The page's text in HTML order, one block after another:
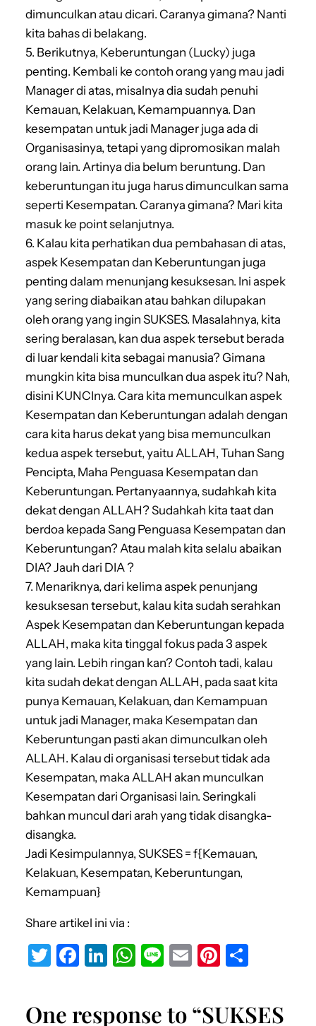
dimunculkan atau dicari. Caranya gimana? Nanti
kita bahas di belakang.
5. Berikutnya, Keberuntungan (Lucky) juga
penting. Kembali ke contoh orang yang mau jadi
Manager di atas, misalnya dia sudah penuhi
Kemauan, Kelakuan, Kemampuannya. Dan
kesempatan untuk jadi Manager juga ada di
Organisasinya, tetapi yang dipromosikan malah
orang lain. Artinya dia belum beruntung. Dan
keberuntungan itu juga harus dimunculkan sama
seperti Kesempatan. Caranya gimana? Mari kita
masuk ke point selanjutnya.
6. Kalau kita perhatikan dua pembahasan di atas,
aspek Kesempatan dan Keberuntungan juga
penting dalam menunjang kesuksesan. Ini aspek
yang sering diabaikan atau bahkan dilupakan
oleh orang yang ingin SUKSES. Masalahnya, kita
sering beralasan, kan dua aspek tersebut berada
di luar kendali kita sebagai manusia? Gimana
mungkin kita bisa munculkan dua aspek itu? Nah,
disini KUNCInya. Cara kita memunculkan aspek
Kesempatan dan Keberuntungan adalah dengan
cara kita harus dekat yang bisa memunculkan
kedua aspek tersebut, yaitu ALLAH, Tuhan Sang
Pencipta, Maha Penguasa Kesempatan dan
Keberuntungan. Pertanyaannya, sudahkah kita
dekat dengan ALLAH? Sudahkah kita taat dan
berdoa kepada Sang Penguasa Kesempatan dan
Keberuntungan? Atau malah kita selalu abaikan
DIA? Jauh dari DIA ?
7. Menariknya, dari kelima aspek penunjang
kesuksesan tersebut, kalau kita sudah serahkan
Aspek Kesempatan dan Keberuntungan kepada
ALLAH, maka kita tinggal fokus pada 3 aspek
yang lain. Lebih ringan kan? Contoh tadi, kalau
kita sudah dekat dengan ALLAH, pada saat kita
punya Kemauan, Kelakuan, dan Kemampuan
untuk jadi Manager, maka Kesempatan dan
Keberuntungan pasti akan dimunculkan oleh
ALLAH. Kalau di organisasi tersebut tidak ada
Kesempatan, maka ALLAH akan munculkan
Kesempatan dari Organisasi lain. Seringkali
bahkan muncul dari arah yang tidak disangka-
disangka.
Jadi Kesimpulannya, SUKSES = f{Kemauan,
Kelakuan, Kesempatan, Keberuntungan,
Kemampuan}
Share artikel ini via :
T
F
Li W Li
e
E
ai
Pi
er ar
One response to “SUKSES